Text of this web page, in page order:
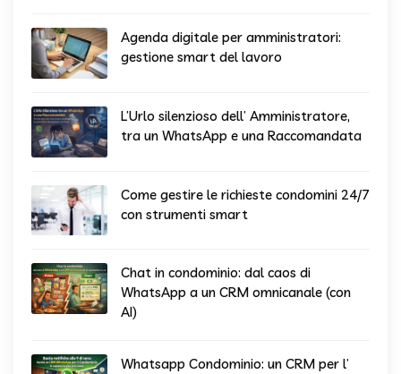
Agenda digitale per amministratori:
gestione smart del lavoro
L’Urlo silenzioso dell’ Amministratore,
tra un WhatsApp e una Raccomandata
Come gestire le richieste condomini 24/7
con strumenti smart
Chat in condominio: dal caos di
WhatsApp a un CRM omnicanale (con
AI)
Whatsapp Condominio: un CRM per l’